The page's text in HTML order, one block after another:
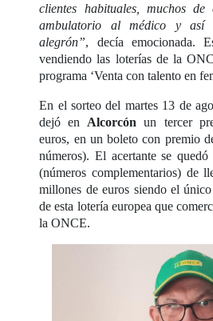
clientes habituales, muchos
ambulatorio al médico y así
alegrón”, decía emocionada.
vendiendo las loterías de la
programa ‘Venta con talento en
En el sorteo del martes 13 de
dejó en Alcorcónun tercer
euros, en un boleto con premio
números). El acertante se
(números complementarios) de
millones de euros siendo el
de esta lotería europea que
la ONCE.